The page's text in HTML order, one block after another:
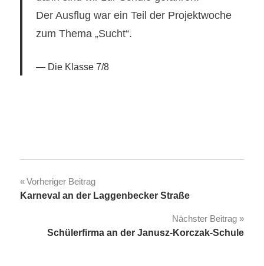
Der Ausflug war ein Teil der Projektwoche
zum Thema „Sucht“.
Die Klasse 7/8
Beitragsnavigation
Vorheriger Beitrag
Karneval an der Laggenbecker Straße
Nächster Beitrag
Schülerfirma an der Janusz-Korczak-Schule